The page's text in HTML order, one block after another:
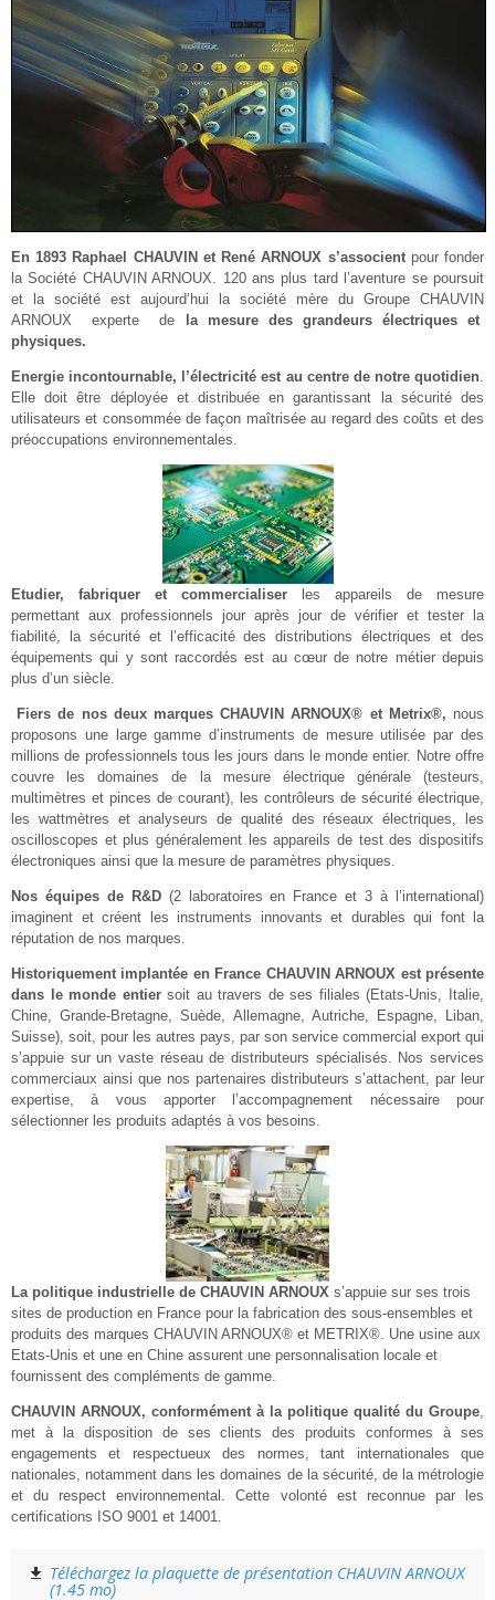
En 1893 Raphael CHAUVIN et René ARNOUX s’associentpour fonder
la Société CHAUVIN ARNOUX. 120 ans plus tard l’aventure se poursuit
et la société est aujourd’hui la société mère du Groupe CHAUVIN
ARNOUX experte de la mesure des grandeurs électriques et
physiques.
Energie incontournable, l’électricité est au centre de notre quotidien
Elle doit être déployée et distribuée en garantissant la sécurité des
utilisateurs et consommée de façon maîtrisée au regard des coûts et des
préoccupations environnementales.
Etudier, fabriquer et commercialiser les appareils de mesure
permettant aux professionnels jour après jour de vérifier et tester la
fiabilité, la sécurité et l’efficacité des distributions électriques et des
équipements qui y sont raccordés est au cœur de notre métier depuis
plus d’un siècle.
Fiers de nos deux marques CHAUVIN ARNOUX® et Metrix®, nous
proposons une large gamme d’instruments de mesure utilisée par des
millions de professionnels tous les jours dans le monde entier. Notre offre
couvre les domaines de la mesure électrique générale (testeurs,
multimètres et pinces de courant), les contrôleurs de sécurité électrique,
les wattmètres et analyseurs de qualité des réseaux électriques, les
oscilloscopes et plus généralement les appareils de test des dispositifs
électroniques ainsi que la mesure de paramètres physiques.
Nos équipes de R&D(2 laboratoires en France et 3 à l’international)
imaginent et créent les instruments innovants et durables qui font la
réputation de nos marques.
Historiquement implantée en France CHAUVIN ARNOUX est présente
dans le monde entiersoit au travers de ses filiales (Etats-Unis, Italie,
Chine, Grande-Bretagne, Suède, Allemagne, Autriche, Espagne, Liban,
Suisse), soit, pour les autres pays, par son service commercial export qui
s’appuie sur un vaste réseau de distributeurs spécialisés. Nos services
commerciaux ainsi que nos partenaires distributeurs s’attachent, par leur
expertise, à vous apporter l’accompagnement nécessaire pour
sélectionner les produits adaptés à vos besoins.
La politique industrielle de CHAUVIN ARNOUX s’appuie sur ses trois
sites de production en France pour la fabrication des sous-ensembles et
produits des marques CHAUVIN ARNOUX® et METRIX®. Une usine aux
Etats-Unis et une en Chine assurent une personnalisation locale et
fournissent des compléments de gamme.
CHAUVIN ARNOUX, conformément à la politique qualité du Groupe,
met à la disposition de ses clients des produits conformes à ses
engagements et respectueux des normes, tant internationales que
nationales, notamment dans les domaines de la sécurité, de la métrologie
et du respect environnemental. Cette volonté est reconnue par les
certifications ISO 9001 et 14001.
Téléchargez la plaquette de présentation CHAUVIN ARNOUX
(1.45 mo)